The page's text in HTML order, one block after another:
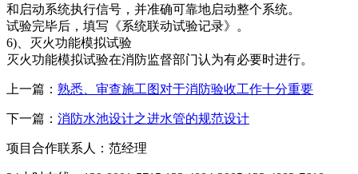
和启动系统执行信号，并准确可靠地启动整个系统。
试验完毕后，填写《系统联动试验记录》。
6)、灭火功能模拟试验
灭火功能模拟试验在消防监督部门认为有必要时进行。
上一篇： 熟悉、审查施工图对于消防验收工作十分重要
下一篇： 消防水池设计之进水管的规范设计
项目合作联系人：范经理